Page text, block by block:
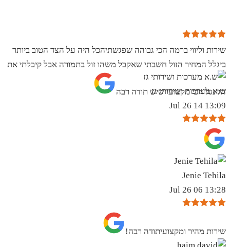
שירות וליווי ברמה הכי גבוהה שפגשתיהכל היה על הצד הטוב ביותר
ביגלל המחיר הזול חשבתי שאקבל משהו זול בתמורה אבל קיבלתי את
הגינגל הכי מקצועי שיש תודה רבה
ש.א מערכות ושירותי גז
13:09 14 Jul 26
Jenie Tehila
13:28 06 Jul 26
שירות מהיר ומקצועיתודה רבה!